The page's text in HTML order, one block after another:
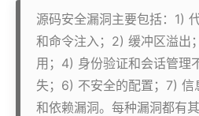
源码安全漏洞主要包括：1)
和命令注入；2) 缓冲区溢出
用；4) 身份验证和会话管理
失；6) 不安全的配置；7)
和依赖漏洞。每种漏洞都有